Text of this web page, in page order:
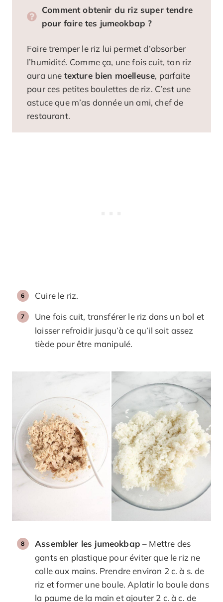
Comment obtenir du riz super tendre
pour faire tes jumeokbap ?
Faire tremper le riz lui permet d’absorber
l’humidité. Comme ça, une fois cuit, ton riz
aura une texture bien moelleuse, parfaite
pour ces petites boulettes de riz. C’est une
astuce que m’as donnée un ami, chef de
restaurant.
Cuire le riz.
Une fois cuit, transférer le riz dans un bol et
laisser refroidir jusqu’à ce qu’il soit assez
tiède pour être manipulé.
Assembler les jumeokbap – Mettre des
gants en plastique pour éviter que le riz ne
colle aux mains. Prendre environ 2 c. à s. de
riz et former une boule. Aplatir la boule dans
la paume de la main et ajouter 2 c. à c. de